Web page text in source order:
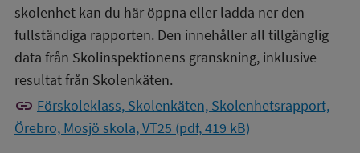
skolenhet kan du här öppna eller ladda ner den
fullständiga rapporten. Den innehåller all tillgänglig
data från Skolinspektionens granskning, inklusive
resultat från Skolenkäten.
link Förskoleklass, Skolenkäten, Skolenhetsrapport,
Örebro, Mosjö skola, VT25 (pdf, 419 kB)